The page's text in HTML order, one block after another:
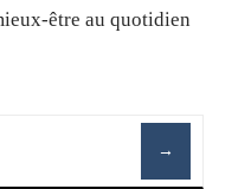
être au quotidien